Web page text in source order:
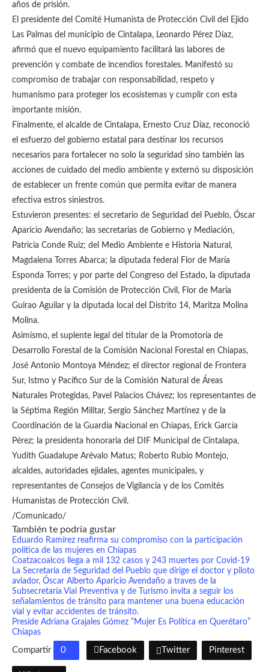
años de prisión.
El presidente del Comité Humanista de Protección Civil del Ejido
Las Palmas del municipio de Cintalapa, Leonardo Pérez Díaz,
afirmó que el nuevo equipamiento facilitará las labores de
prevención y combate de incendios forestales. Manifestó su
compromiso de trabajar con responsabilidad, respeto y
humanismo para proteger los ecosistemas y cumplir con esta
importante misión.
Finalmente, el alcalde de Cintalapa, Ernesto Cruz Díaz, reconoció
el esfuerzo del gobierno estatal para destinar los recursos
necesarios para fortalecer no solo la seguridad sino también las
acciones de cuidado del medio ambiente y externó su disposición
de establecer un frente común que permita evitar de manera
efectiva estros siniestros.
Estuvieron presentes: el secretario de Seguridad del Pueblo, Óscar
Aparicio Avendaño; las secretarias de Gobierno y Mediación,
Patricia Conde Ruiz; del Medio Ambiente e Historia Natural,
Magdalena Torres Abarca; la diputada federal Flor de María
Esponda Torres; y por parte del Congreso del Estado, la diputada
presidenta de la Comisión de Protección Civil, Flor de María
Guirao Aguilar y la diputada local del Distrito 14, Maritza Molina
Molina.
Asimismo, el suplente legal del titular de la Promotoría de
Desarrollo Forestal de la Comisión Nacional Forestal en Chiapas,
José Antonio Montoya Méndez; el director regional de Frontera
Sur, Istmo y Pacífico Sur de la Comisión Natural de Áreas
Naturales Protegidas, Pavel Palacios Chávez; los representantes de
la Séptima Región Militar, Sergio Sánchez Martínez y de la
Coordinación de la Guardia Nacional en Chiapas, Erick García
Pérez; la presidenta honoraria del DIF Municipal de Cintalapa,
Yudith Guadalupe Arévalo Matus; Roberto Rubio Montejo,
alcaldes, autoridades ejidales, agentes municipales, y
representantes de Consejos de Vigilancia y de los Comités
Humanistas de Protección Civil.
/Comunicado/
También te podría gustar
Eduardo Ramírez reafirma su compromiso con la participación
política de las mujeres en Chiapas
Coatzacoalcos llega a mil 132 casos y 243 muertes por Covid-19
La Secretaría de Seguridad del Pueblo que dirige el doctor y piloto
aviador, Óscar Alberto Aparicio Avendaño a traves de la
Subsecretaría Vial Preventiva y de Turismo invita a seguir los
señalamientos de tránsito para mantener una buena educación
vial y evitar accidentes de tránsito.
Preside Adriana Grajales Gómez “Mujer Es Política en Querétaro”
Chiapas
Compartir 0 Facebook Twitter Pinterest